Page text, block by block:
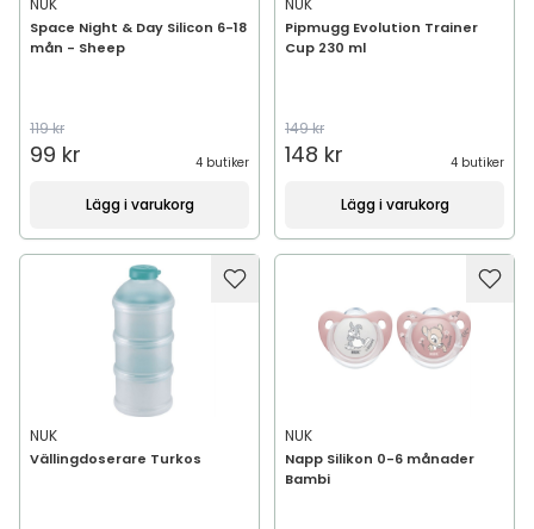
NUK
Space Night & Day Silicon 6-18
mån - Sheep
119 kr
99 kr 4 butiker
Lägg i varukorg
NUK
Pipmugg Evolution Trainer
Cup 230 ml
149 kr
148 kr 4 butiker
Lägg i varukorg
NUK
Vällingdoserare Turkos
NUK
Napp Silikon 0-6 månader
Bambi